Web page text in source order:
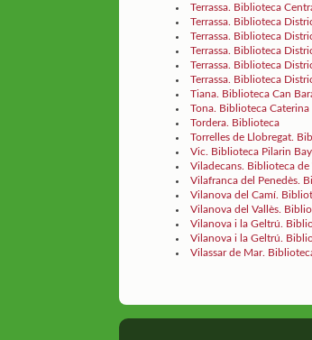
Terrassa. Biblioteca
Terrassa. Biblioteca
Terrassa. Biblioteca
Terrassa. Biblioteca
Terrassa. Biblioteca
Terrassa. Biblioteca
Tiana. Biblioteca Can
Tona. Biblioteca Caterina
Tordera. Biblioteca
Torrelles de Llobregat.
Vic. Biblioteca Pilarin
Viladecans. Biblioteca de
Vilafranca del Penedès.
Vilanova del Camí.
Vilanova del Vallès.
Vilanova i la Geltrú.
Vilanova i la Geltrú.
Vilassar de Mar.